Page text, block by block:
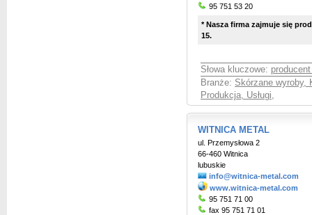
95 751 53 20
* Nasza firma zajmuje się
15.
Słowa kluczowe:
Branże: Skórzane wyroby,
Produkcja, Usługi,
WITNICA METAL
ul. Przemysłowa 2
66-460 Witnica
lubuskie
info@witnica-metal.com
www.witnica-metal.com
95 751 71 00
fax 95 751 71 01